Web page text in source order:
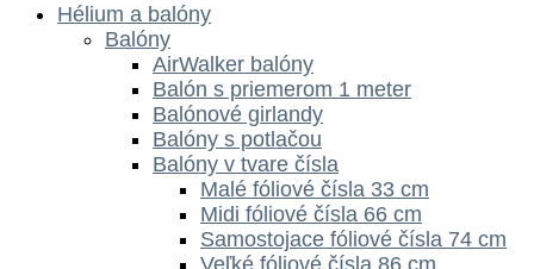
Hélium a balóny
Balóny
AirWalker balóny
Balón s priemerom 1 meter
Balónové girlandy
Balóny s potlačou
Balóny v tvare čísla
Malé fóliové čísla 33 cm
Midi fóliové čísla 66 cm
Samostojace fóliové čísla 74 cm
Veľké fóliové čísla 86 cm